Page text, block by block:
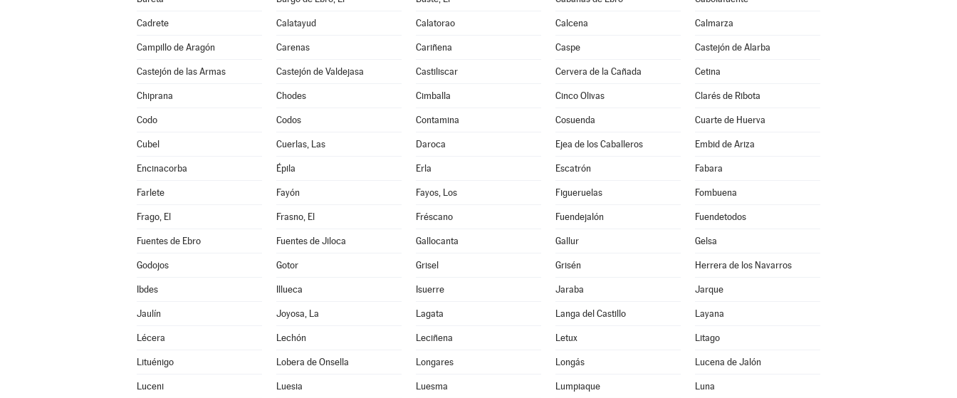
Cadrete Calatayud Calatorao Calcena Calmarza
Campillo de Aragón Carenas Cariñena Caspe Castejón de Alarba
Castejón de las Armas Castejón de Valdejasa Castiliscar Cervera de la Cañada Cetina
Chiprana Chodes Cimballa Cinco Olivas Clarés de Ribota
Codo Codos Contamina Cosuenda Cuarte de Huerva
Cubel Cuerlas, Las Daroca Ejea de los Caballeros Embid de Ariza
Encinacorba Épila Erla Escatrón Fabara
Farlete Fayón Fayos, Los Figueruelas Fombuena
Frago, El Frasno, El Fréscano Fuendejalón Fuendetodos
Fuentes de Ebro Fuentes de Jiloca Gallocanta Gallur Gelsa
Godojos Gotor Grisel Grisén Herrera de los Navarros
Ibdes Illueca Isuerre Jaraba Jarque
Jaulín Joyosa, La Lagata Langa del Castillo Layana
Lécera Lechón Leciñena Letux Litago
Lituénigo Lobera de Onsella Longares Longás Lucena de Jalón
Luceni Luesia Luesma Lumpiaque Luna